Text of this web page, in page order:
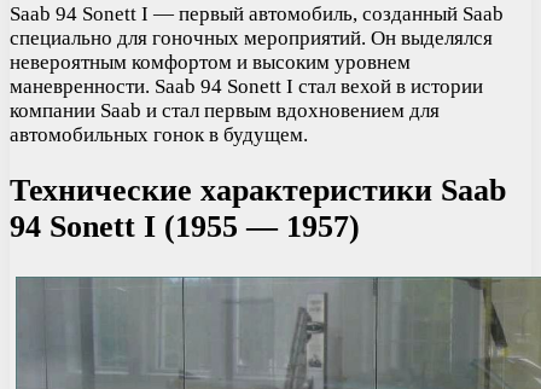
Saab 94 Sonett I — первый автомобиль, созданный Saab
специально для гоночных мероприятий. Он выделялся
невероятным комфортом и высоким уровнем
маневренности. Saab 94 Sonett I стал вехой в истории
компании Saab и стал первым вдохновением для
автомобильных гонок в будущем.
Технические характеристики Saab
94 Sonett I (1955 — 1957)